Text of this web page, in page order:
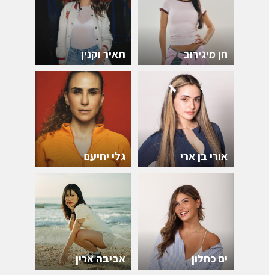
חן מיגירוב תאיר וקנין
אורי בן ארי גלי יחיעם
ים כחלון אביבה ארין